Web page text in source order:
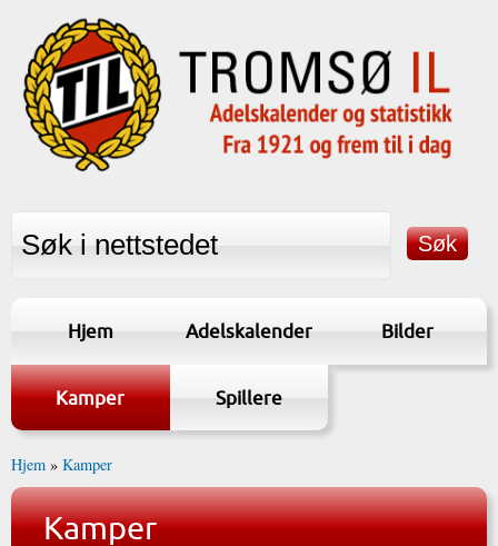
Hjem Adelskalender Bilder
Kamper Spillere
Hjem » Kamper
Kamper